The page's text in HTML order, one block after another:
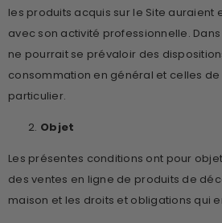
les produits acquis sur le Site auraient
avec son activité professionnelle.
ne pourrait se prévaloir des
consommation en général et celles
particulier.
Objet
Les présentes conditions ont pour
des ventes en ligne de produits de
maison et les droits et obligations qui